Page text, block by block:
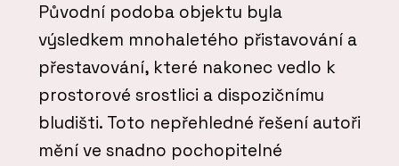
Původní podoba objektu byla
výsledkem mnohaletého přistavování a
přestavování, které nakonec vedlo k
prostorové srostlici a dispozičnímu
bludišti. Toto nepřehledné řešení autoři
mění ve snadno pochopitelné